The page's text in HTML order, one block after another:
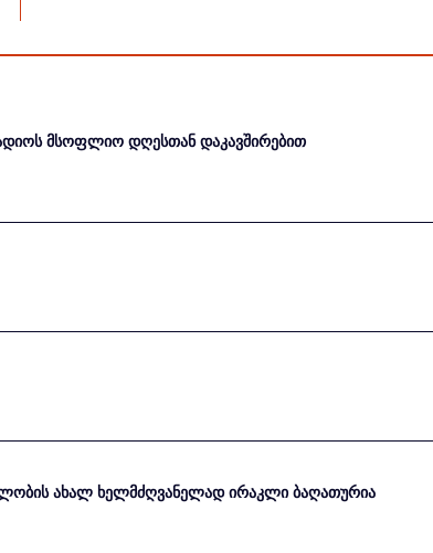
მსოფლიო დღესთან დაკავშირებით
ახალ ხელმძღვანელად ირაკლი ბაღათურია